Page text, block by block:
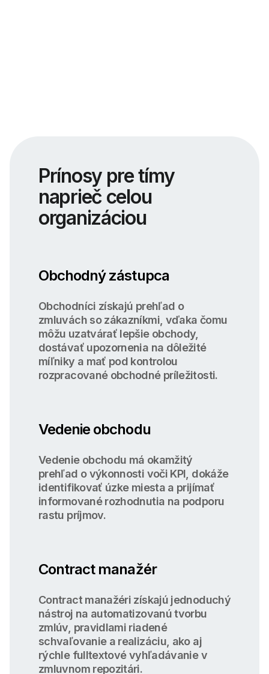
Prínosy pre tímy
naprieč celou
organizáciou
Obchodný zástupca
Obchodníci získajú prehľad o
zmluvách so zákazníkmi, vďaka čomu
môžu uzatvárať lepšie obchody,
dostávať upozornenia na dôležité
míľniky a mať pod kontrolou
rozpracované obchodné príležitosti.
Vedenie obchodu
Vedenie obchodu má okamžitý
prehľad o výkonnosti voči KPI, dokáže
identifikovať úzke miesta a prijímať
informované rozhodnutia na podporu
rastu príjmov.
Contract manažér
Contract manažéri získajú jednoduchý
nástroj na automatizovanú tvorbu
zmlúv, pravidlami riadené
schvaľovanie a realizáciu, ako aj
rýchle fulltextové vyhľadávanie v
zmluvnom repozitári.